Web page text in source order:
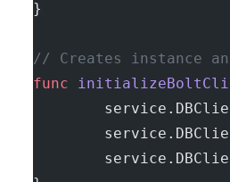
}
// Creates instance
func